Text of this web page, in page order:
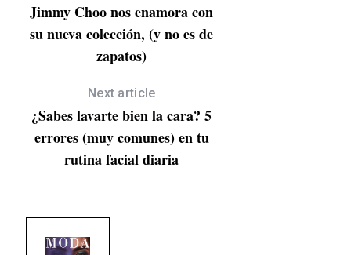
Jimmy Choo nos enamora con
su nueva colección, (y no es de
zapatos)
Next article
¿Sabes lavarte bien la cara? 5
errores (muy comunes) en tu
rutina facial diaria